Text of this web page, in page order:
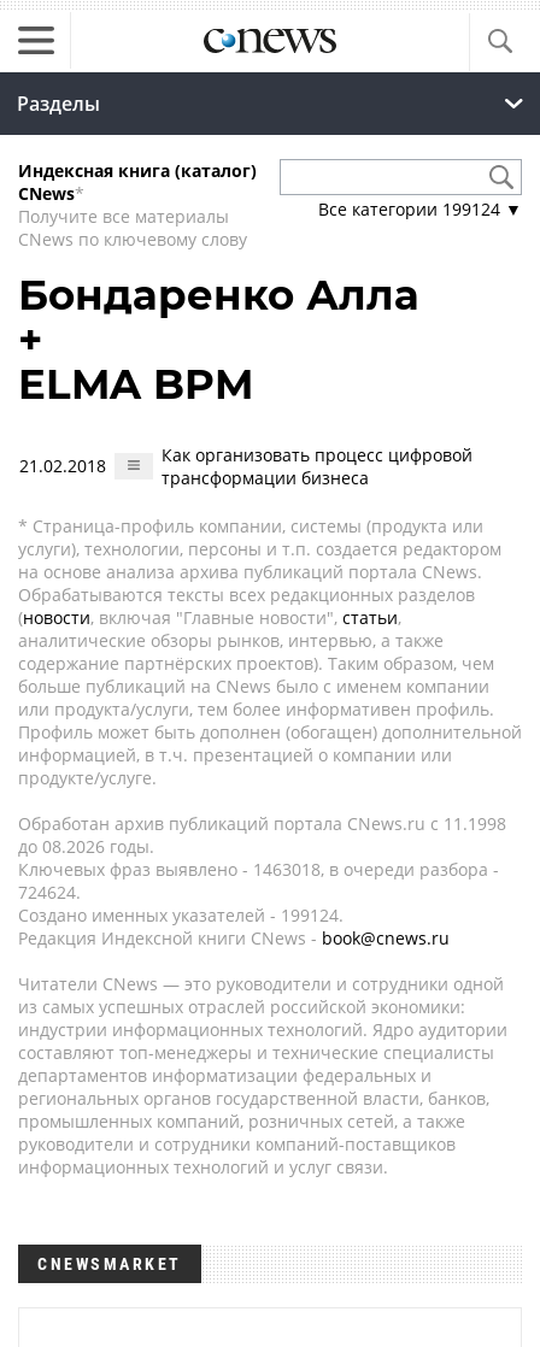
Разделы
Индексная книга (каталог)
CNews*
Получите все материалы
CNews по ключевому слову
Все категории 199124 ▼
Бондаренко Алла
+
ELMA BPM
21.02.2018
Как организовать процесс цифровой
трансформации бизнеса
* Страница-профиль компании, системы (продукта или
услуги), технологии, персоны и т.п. создается редактором
на основе анализа архива публикаций портала CNews.
Обрабатываются тексты всех редакционных разделов
(новости, включая "Главные новости", статьи,
аналитические обзоры рынков, интервью, а также
содержание партнёрских проектов). Таким образом, чем
больше публикаций на CNews было с именем компании
или продукта/услуги, тем более информативен профиль.
Профиль может быть дополнен (обогащен) дополнительной
информацией, в т.ч. презентацией о компании или
продукте/услуге.
Обработан архив публикаций портала CNews.ru c 11.1998
до 08.2026 годы.
Ключевых фраз выявлено - 1463018, в очереди разбора -
724624.
Создано именных указателей - 199124.
Редакция Индексной книги CNews - book@cnews.ru
Читатели CNews — это руководители и сотрудники одной
из самых успешных отраслей российской экономики:
индустрии информационных технологий. Ядро аудитории
составляют топ-менеджеры и технические специалисты
департаментов информатизации федеральных и
региональных органов государственной власти, банков,
промышленных компаний, розничных сетей, а также
руководители и сотрудники компаний-поставщиков
информационных технологий и услуг связи.
CNEWSMARKET